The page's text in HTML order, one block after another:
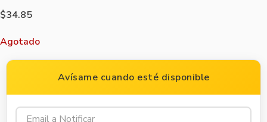
$34.85
Agotado
Avísame cuando esté disponible